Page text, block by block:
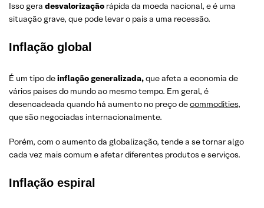
Isso gera desvalorização rápida da moeda nacional, e é uma
situação grave, que pode levar o país a uma recessão.
Inflação global
É um tipo deinflação generalizada,que afeta a economia de
vários países do mundo ao mesmo tempo. Em geral, é
desencadeada quando há aumento no preço decommodities,
que são negociadas internacionalmente.
Porém, com o aumento da globalização, tende a se tornar algo
cada vez mais comum e afetar diferentes produtos e serviços.
Inflação espiral